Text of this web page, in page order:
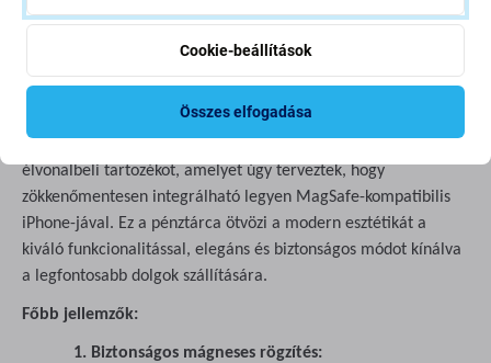
Leírás és specifikáció Szállítás és visszaküldés Vélemények (1)
élvonalbeli tartozékot, amelyet úgy terveztek, hogy
zökkenőmentesen integrálható legyen MagSafe-kompatibilis
iPhone-jával. Ez a pénztárca ötvözi a modern esztétikát a
kiváló funkcionalitással, elegáns és biztonságos módot kínálva
a legfontosabb dolgok szállítására.
Főbb jellemzők:
1. Biztonságos mágneses rögzítés:
Cookie-beállítások
Összes elfogadása